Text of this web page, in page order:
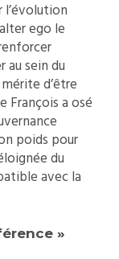
ego le
sein du
d’être
François a osé
poids pour
du
avec la
»